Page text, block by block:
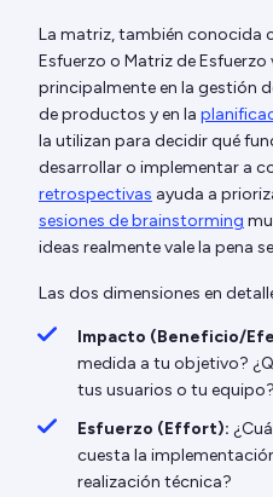
La matriz, también conocida
Esfuerzo o Matriz de
principalmente en la gestión
de productos y en la
la utilizan para decidir qué
desarrollar o implementar a
retrospectivas ayuda a
sesiones de brainstorming
ideas realmente vale la pena
Las dos dimensiones en
Impacto (Beneficio/
medida a tu objetivo?
tus usuarios o tu equipo?
Esfuerzo (Effort):
cuesta la
realización técnica?